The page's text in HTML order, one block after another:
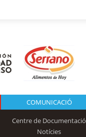
COMUNICACIÓ
Centre de Documentació
Notícies